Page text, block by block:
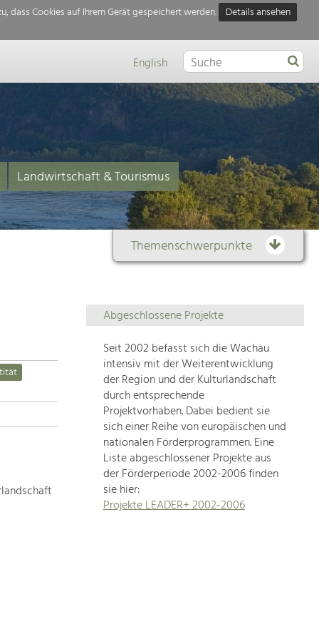
dass Cookies auf Ihrem Gerät gespeichert werden.
Details ansehen
English
Landwirtschaft & Tourismus
Themenschwerpunkte
Themenübersicht
Die
Regionalentwicklung
in
unserer
Region
ist
sehr
vielfältig.
Deshalb
geben
wir
hier
Abgeschlossene Projekte
Seit 2002 befasst sich die Wachau
intensiv mit der Weiterentwicklung
der Region und der Kulturlandschaft
durch entsprechende
Projektvorhaben. Dabei bedient sie
sich einer Reihe von europäischen und
nationalen Förderprogrammen. Eine
Liste abgeschlossener Projekte aus
der Förderperiode 2002-2006 finden
sie hier:
Projekte LEADER+ 2002-2006